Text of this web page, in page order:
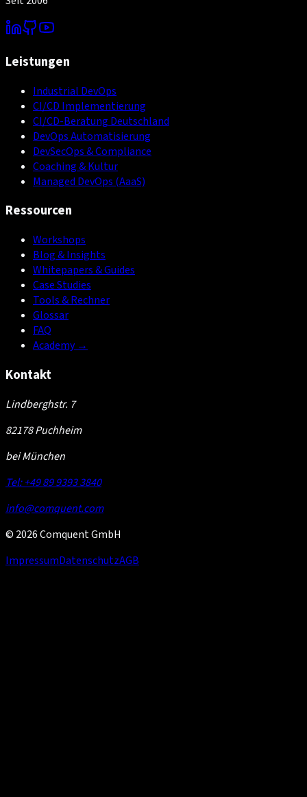
Leistungen
Industrial DevOps
CI/CD Implementierung
CI/CD-Beratung Deutschland
DevOps Automatisierung
DevSecOps & Compliance
Coaching & Kultur
Managed DevOps (AaaS)
Ressourcen
Workshops
Blog & Insights
Whitepapers & Guides
Case Studies
Tools & Rechner
Glossar
FAQ
Academy→
Kontakt
Lindberghstr. 7
82178 Puchheim
bei München
Tel: +49 89 9393 3840
info@comquent.com
© 2026 Comquent GmbH
ImpressumDatenschutzAGB